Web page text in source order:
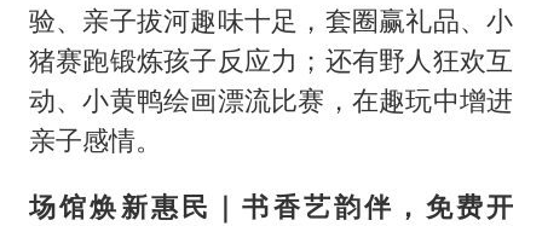
验、亲子拔河趣味十足，套圈赢礼品、小
猪赛跑锻炼孩子反应力；还有野人狂欢互
动、小黄鸭绘画漂流比赛，在趣玩中增进
亲子感情。
场馆焕新惠民｜书香艺韵伴，免费开